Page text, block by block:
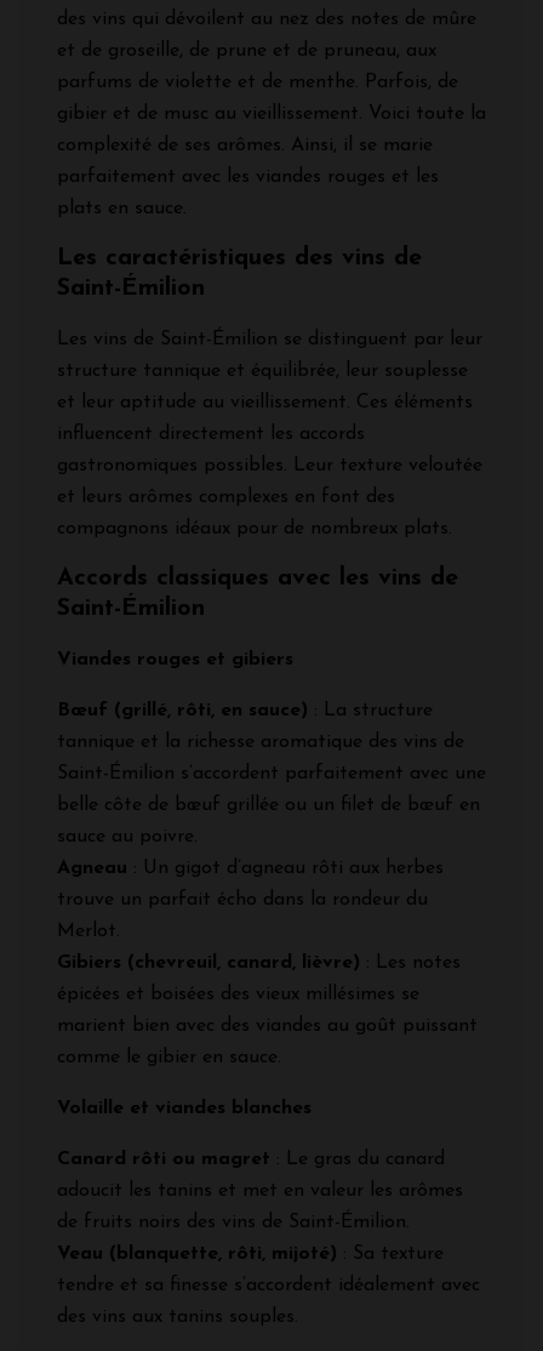
des vins qui dévoilent au nez des notes de mûre
et de groseille, de prune et de pruneau, aux
parfums de violette et de menthe. Parfois, de
gibier et de musc au vieillissement. Voici toute la
complexité de ses arômes. Ainsi, il se marie
parfaitement avec les viandes rouges et les
plats en sauce.
Les caractéristiques des vins de
Saint-Émilion
Les vins de Saint-Émilion se distinguent par leur
structure tannique et équilibrée, leur souplesse
et leur aptitude au vieillissement. Ces éléments
influencent directement les accords
gastronomiques possibles. Leur texture veloutée
et leurs arômes complexes en font des
compagnons idéaux pour de nombreux plats.
Accords classiques avec les vins de
Saint-Émilion
Viandes rouges et gibiers
Bœuf (grillé, rôti, en sauce) : La structure
tannique et la richesse aromatique des vins de
Saint-Émilion s’accordent parfaitement avec une
belle côte de bœuf grillée ou un filet de bœuf en
sauce au poivre.
Agneau : Un gigot d’agneau rôti aux herbes
trouve un parfait écho dans la rondeur du
Merlot.
Gibiers (chevreuil, canard, lièvre) : Les notes
épicées et boisées des vieux millésimes se
marient bien avec des viandes au goût puissant
comme le gibier en sauce.
Volaille et viandes blanches
Canard rôti ou magret : Le gras du canard
adoucit les tanins et met en valeur les arômes
de fruits noirs des vins de Saint-Émilion.
Veau (blanquette, rôti, mijoté) : Sa texture
tendre et sa finesse s’accordent idéalement avec
des vins aux tanins souples.